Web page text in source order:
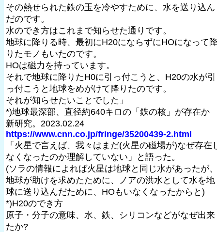
その熱せられた鉄の玉を冷やすために、水を送り込ん
だのです。
水のでき方はこれまで知らせた通りです。
地球に降りる時、最初にH20にならずにHOになって
りたモノもいたのです。
HOは磁力を持っています。
それで地球に降りたH0に引っ付こうと、H20の水が引
っ付こうと地球をめがけて降りたのです。
それが知らせたいことでした」
*)地球最深部、直径約640キロの「鉄の核」が存在
新研究。2023.02.24
https://www.cnn.co.jp/fringe/35200439-2.html
「火星で言えば、我々はまだ(火星の磁場が)なぜ存在
なくなったのか理解していない」と語った。
(ソラの情報によれば火星は地球と同じ水があったが
地球が助けを求めたために、ノアの洪水として水を地
球に送り込んだために、HOもいなくなったからと)
*)H20のでき方
原子・分子の意味、水、鉄、シリコンなどがなぜ出来
たか?